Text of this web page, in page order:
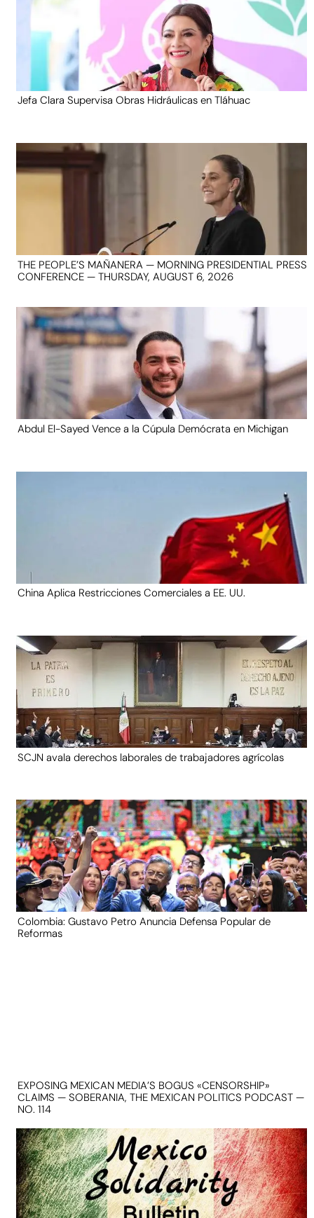
Jefa Clara Supervisa Obras Hidráulicas en Tláhuac
THE PEOPLE’S MAÑANERA — MORNING PRESIDENTIAL PRESS
CONFERENCE — THURSDAY, AUGUST 6, 2026
Abdul El-Sayed Vence a la Cúpula Demócrata en Michigan
China Aplica Restricciones Comerciales a EE. UU.
SCJN avala derechos laborales de trabajadores agrícolas
Colombia: Gustavo Petro Anuncia Defensa Popular de
Reformas
EXPOSING MEXICAN MEDIA’S BOGUS «CENSORSHIP»
CLAIMS — SOBERANIA, THE MEXICAN POLITICS PODCAST —
NO. 114